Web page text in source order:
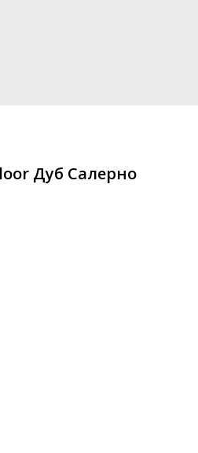
Дуб Салерно